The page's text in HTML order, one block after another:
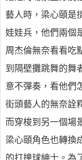
藝人時，梁心頤是
娃娃兵，他們兩個
周杰倫無奈看看吃
到隔壁攤跳舞的舞
意不彈奏，看他們
街頭藝人的無奈詮
而穿梭到另一個場
梁心頤角色也轉換
的打撞球紳士。為